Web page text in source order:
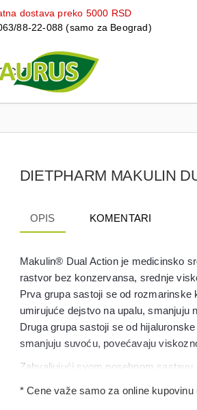
dostava preko 5000 RSD
88-22-088 (samo za Beograd)
DIETPHARM MAKULIN
OPIS KOMENTARI
Makulin® Dual Action je medicinsko
rastvor bez konzervansa, srednje
Prva grupa sastoji se od rozmarinske
umirujuće dejstvo na upalu, smanjuju
Druga grupa sastoji se od
smanjuju suvoću, povećavaju
Zahvaljujući svom posebnom
* Cene važe samo za online